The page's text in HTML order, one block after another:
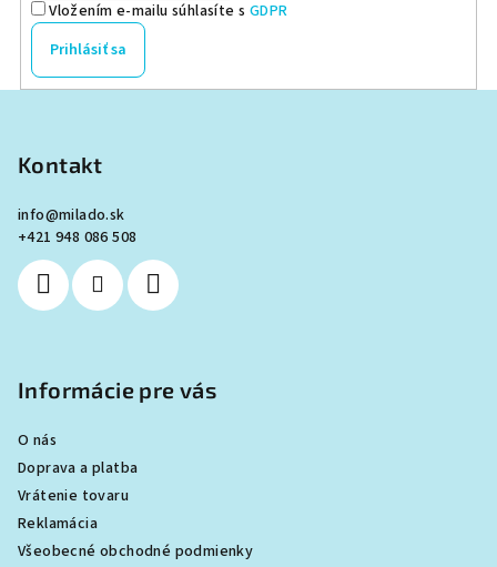
Vložením e-mailu súhlasíte s GDPR
Prihlásiť sa
Kontakt
info@milado.sk
+421 948 086 508
Informácie pre vás
O nás
Doprava a platba
Vrátenie tovaru
Reklamácia
Všeobecné obchodné podmienky